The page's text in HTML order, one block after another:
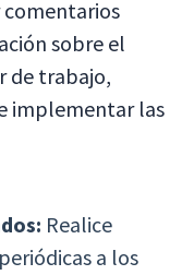
comentarios
sobre el
de trabajo,
implementar las
Realice
a los